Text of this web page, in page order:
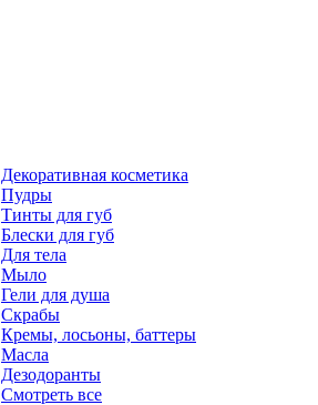
Декоративная косметика
Пудры
Тинты для губ
Блески для губ
Для тела
Мыло
Гели для душа
Скрабы
Кремы, лосьоны, баттеры
Масла
Дезодоранты
Смотреть все